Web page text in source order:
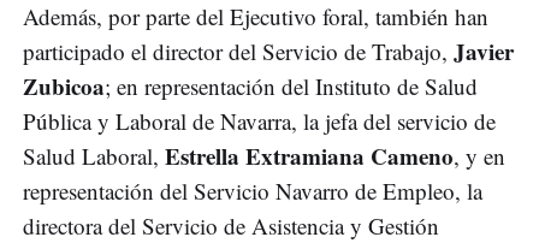
Además, por parte del Ejecutivo foral, también han
participado el director del Servicio de Trabajo, Javier
Zubicoa; en representación del Instituto de Salud
Pública y Laboral de Navarra, la jefa del servicio de
Salud Laboral, Estrella Extramiana Cameno, y en
representación del Servicio Navarro de Empleo, la
directora del Servicio de Asistencia y Gestión